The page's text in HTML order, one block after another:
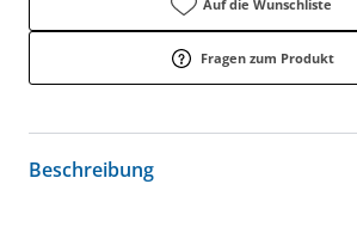
Auf die Wunschliste
Fragen zum Produkt
Beschreibung